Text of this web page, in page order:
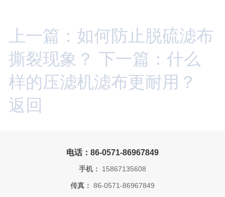
上一篇：如何防止脱硫滤布
撕裂现象？ 下一篇：什么
样的压滤机滤布更耐用？
返回
电话：86-0571-86967849
手机： 15867135608
传真： 86-0571-86967849